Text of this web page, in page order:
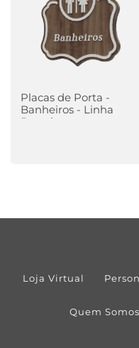
Placas de Porta -
Banheiros - Linha
Premium
Loja Virtual
Quem Somos